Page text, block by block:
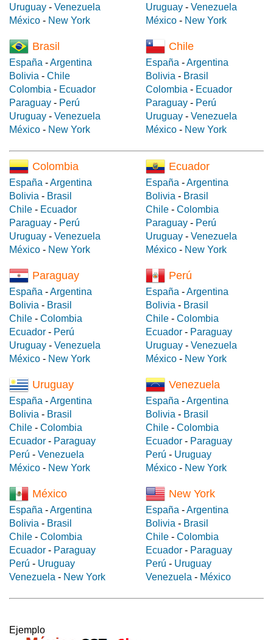
Uruguay - Venezuela
México - New York
Uruguay - Venezuela
México - New York
Brasil
España -Argentina
Bolivia - Chile
Colombia - Ecuador
Paraguay - Perú
Uruguay - Venezuela
México - New York
Chile
España -Argentina
Bolivia - Brasil
Colombia - Ecuador
Paraguay - Perú
Uruguay - Venezuela
México - New York
Colombia
España -Argentina
Bolivia - Brasil
Chile - Ecuador
Paraguay - Perú
Uruguay - Venezuela
México - New York
Ecuador
España -Argentina
Bolivia - Brasil
Chile - Colombia
Paraguay - Perú
Uruguay - Venezuela
México - New York
Paraguay
España -Argentina
Bolivia - Brasil
Chile - Colombia
Ecuador - Perú
Uruguay - Venezuela
México - New York
Perú
España -Argentina
Bolivia - Brasil
Chile - Colombia
Ecuador - Paraguay
Uruguay - Venezuela
México - New York
Uruguay
España -Argentina
Bolivia - Brasil
Chile - Colombia
Ecuador - Paraguay
Perú - Venezuela
México - New York
Venezuela
España -Argentina
Bolivia - Brasil
Chile - Colombia
Ecuador - Paraguay
Perú - Uruguay
México - New York
México
España -Argentina
Bolivia - Brasil
Chile - Colombia
Ecuador - Paraguay
Perú - Uruguay
Venezuela - New York
New York
España -Argentina
Bolivia - Brasil
Chile - Colombia
Ecuador - Paraguay
Perú - Uruguay
Venezuela - México
Ejemplo